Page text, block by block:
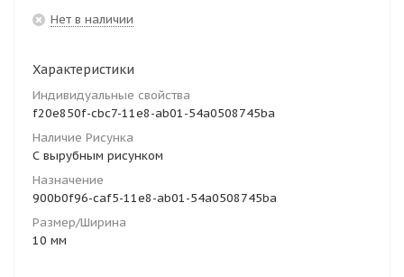
Нет в наличии
Характеристики
Индивидуальные свойства
f20e850f-cbc7-11e8-ab01-54a0508745ba
Наличие Рисунка
С вырубным рисунком
Назначение
900b0f96-caf5-11e8-ab01-54a0508745ba
Размер/Ширина
10 мм